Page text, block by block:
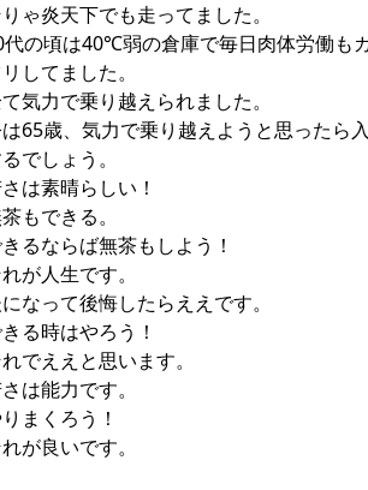
ゃ炎天下でも走ってました。
代の頃は40℃弱の倉庫で毎日肉体労働も
してました。
気力で乗り越えられました。
65歳、気力で乗り越えようと思ったら
でしょう。
は素晴らしい！
もできる。
るならば無茶もしよう！
が人生です。
なって後悔したらええです。
る時はやろう！
でええと思います。
は能力です。
まくろう！
が良いです。